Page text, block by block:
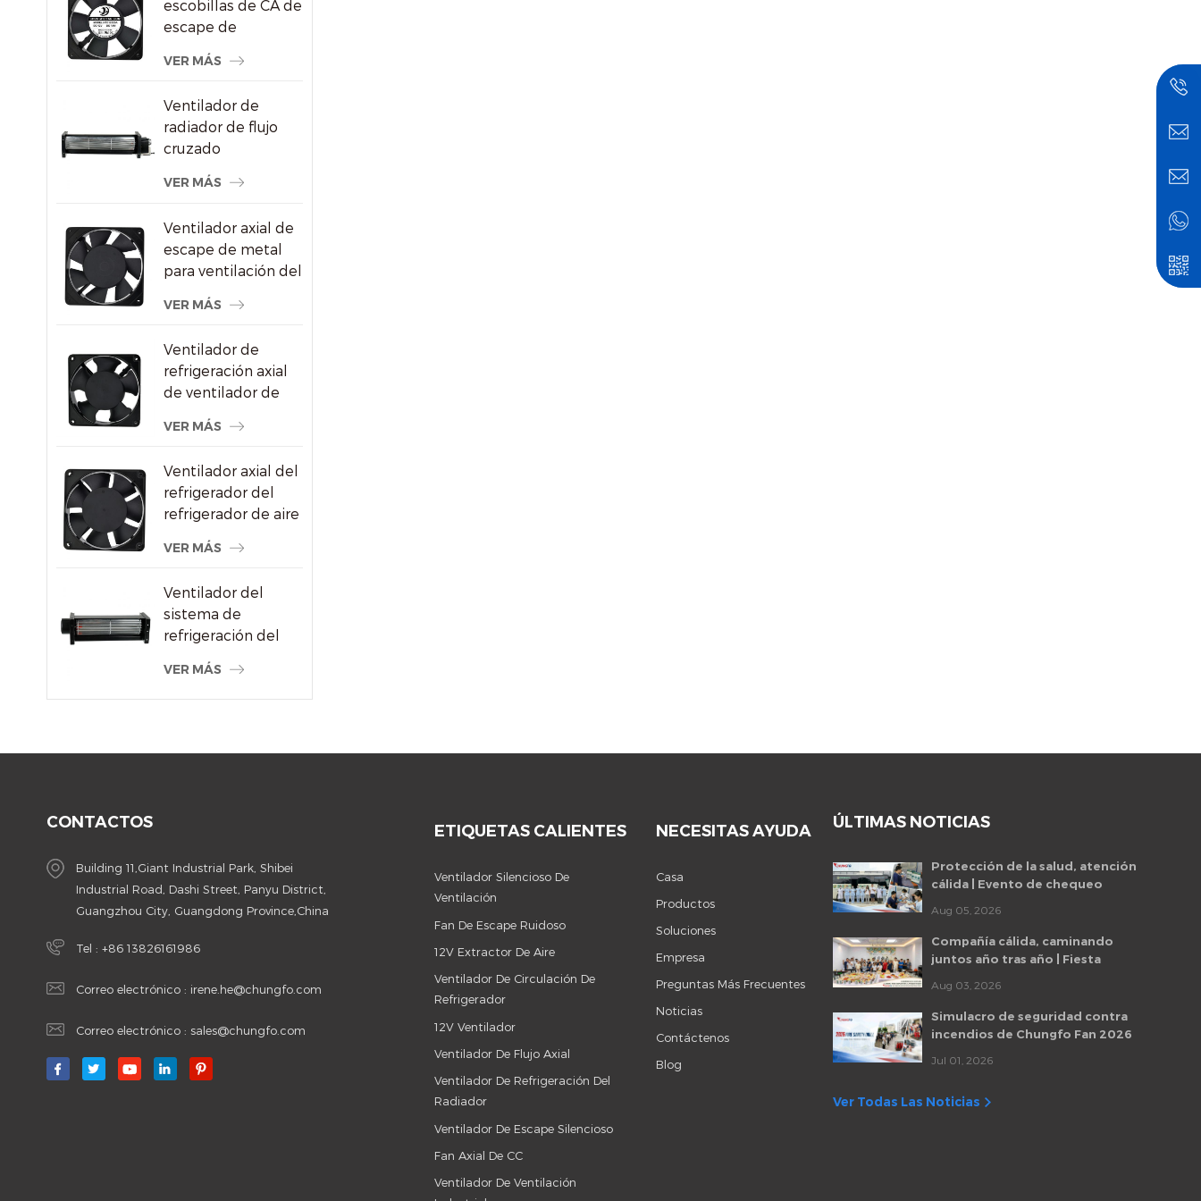
escobillas de CA de
escape de
congelador de
VER MÁS
Ventilador de
radiador de flujo
cruzado
pantallas
VER MÁS
Ventilador axial de
escape de metal
para ventilación del
VER MÁS
Ventilador de
refrigeración axial
de ventilador de
para proveedor de
VER MÁS
Ventilador axial del
refrigerador del
refrigerador de aire
rendimiento
VER MÁS
Ventilador del
sistema de
refrigeración del
cruzado del motor
eléctrico
VER MÁS
CONTACTOS
Building 11,Giant Industrial Park, Shibei
Industrial Road, Dashi Street, Panyu District,
Guangzhou City, Guangdong Province,China
Tel : +86 13826161986
Correo electrónico : irene.he@chungfo.com
Correo electrónico : sales@chungfo.com
ETIQUETAS CALIENTES
Ventilador Silencioso De
Ventilación
Fan De Escape Ruidoso
12V Extractor De Aire
Ventilador De Circulación De
Refrigerador
12V Ventilador
Ventilador De Flujo Axial
Ventilador De Refrigeración Del
Radiador
Ventilador De Escape Silencioso
Fan Axial De CC
Ventilador De Ventilación
NECESITAS AYUDA
Casa
Productos
Soluciones
Empresa
Preguntas Más Frecuentes
Noticias
Contáctenos
Blog
ÚLTIMAS NOTICIAS
Protección de la salud, atención
cálida | Evento de chequeo
Chungfo Fan 2026
Aug 05, 2026
Compañía cálida, caminando
juntos año tras año | Fiesta
empleados de Chungfo Fan
Aug 03, 2026
Simulacro de seguridad contra
incendios de Chungfo Fan 2026
Jul 01, 2026
Ver Todas Las Noticias